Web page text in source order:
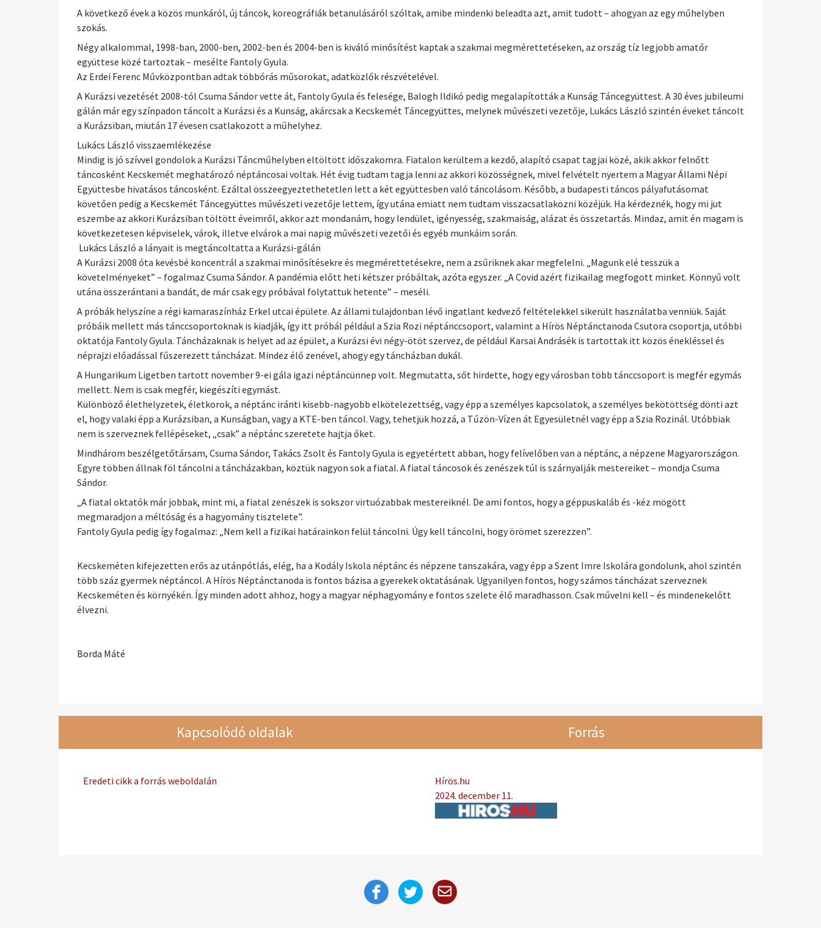
A következő évek a közös munkáról, új táncok, koreográfiák betanulásáról szóltak, amibe mindenki beleadta azt, amit tudott – ahogyan az egy műhelyben
szokás.
Négy alkalommal, 1998-ban, 2000-ben, 2002-ben és 2004-ben is kiváló minősítést kaptak a szakmai megmérettetéseken, az ország tíz legjobb amatőr
együttese közé tartoztak – mesélte Fantoly Gyula.
Az Erdei Ferenc Művközpontban adtak többórás műsorokat, adatközlők részvételével.
A Kurázsi vezetését 2008-tól Csuma Sándor vette át, Fantoly Gyula és felesége, Balogh Ildikó pedig megalapították a Kunság Táncegyüttest. A 30 éves jubileumi
gálán már egy színpadon táncolt a Kurázsi és a Kunság, akárcsak a Kecskemét Táncegyüttes, melynek művészeti vezetője, Lukács László szintén éveket táncolt
a Kurázsiban, miután 17 évesen csatlakozott a műhelyhez.
Lukács László visszaemlékezése
Mindig is jó szívvel gondolok a Kurázsi Táncműhelyben eltöltött időszakomra. Fiatalon kerültem a kezdő, alapító csapat tagjai közé, akik akkor felnőtt
táncosként Kecskemét meghatározó néptáncosai voltak. Hét évig tudtam tagja lenni az akkori közösségnek, mivel felvételt nyertem a Magyar Állami Népi
Együttesbe hivatásos táncosként. Ezáltal összeegyeztethetetlen lett a két együttesben való táncolásom. Később, a budapesti táncos pályafutásomat
követően pedig a Kecskemét Táncegyüttes művészeti vezetője lettem, így utána emiatt nem tudtam visszacsatlakozni közéjük. Ha kérdeznék, hogy mi jut
eszembe az akkori Kurázsiban töltött éveimről, akkor azt mondanám, hogy lendület, igényesség, szakmaiság, alázat és összetartás. Mindaz, amit én magam is
következetesen képviselek, várok, illetve elvárok a mai napig művészeti vezetői és egyéb munkáim során.
Lukács László a lányait is megtáncoltatta a Kurázsi-gálán
A Kurázsi 2008 óta kevésbé koncentrál a szakmai minősítésekre és megmérettetésekre, nem a zsűriknek akar megfelelni. „Magunk elé tesszük a
követelményeket” – fogalmaz Csuma Sándor. A pandémia előtt heti kétszer próbáltak, azóta egyszer. „A Covid azért fizikailag megfogott minket. Könnyű volt
utána összerántani a bandát, de már csak egy próbával folytattuk hetente” – meséli.
A próbák helyszíne a régi kamaraszínház Erkel utcai épülete. Az állami tulajdonban lévő ingatlant kedvező feltételekkel sikerült használatba venniük. Saját
próbáik mellett más tánccsoportoknak is kiadják, így itt próbál például a Szia Rozi néptánccsoport, valamint a Hírös Néptánctanoda Csutora csoportja, utóbbi
oktatója Fantoly Gyula. Táncházaknak is helyet ad az épület, a Kurázsi évi négy-ötöt szervez, de például Karsai Andrásék is tartottak itt közös énekléssel és
néprajzi előadással fűszerezett táncházat. Mindez élő zenével, ahogy egy táncházban dukál.
A Hungarikum Ligetben tartott november 9-ei gála igazi néptáncünnep volt. Megmutatta, sőt hirdette, hogy egy városban több tánccsoport is megfér egymás
mellett. Nem is csak megfér, kiegészíti egymást.
Különböző élethelyzetek, életkorok, a néptánc iránti kisebb-nagyobb elkötelezettség, vagy épp a személyes kapcsolatok, a személyes bekötöttség dönti azt
el, hogy valaki épp a Kurázsiban, a Kunságban, vagy a KTE-ben táncol. Vagy, tehetjük hozzá, a Tűzön-Vízen át Egyesületnél vagy épp a Szia Rozinál. Utóbbiak
nem is szerveznek fellépéseket, „csak” a néptánc szeretete hajtja őket.
Mindhárom beszélgetőtársam, Csuma Sándor, Takács Zsolt és Fantoly Gyula is egyetértett abban, hogy felívelőben van a néptánc, a népzene Magyarországon.
Egyre többen állnak föl táncolni a táncházakban, köztük nagyon sok a fiatal. A fiatal táncosok és zenészek túl is szárnyalják mestereiket – mondja Csuma
Sándor.
„A fiatal oktatók már jobbak, mint mi, a fiatal zenészek is sokszor virtuózabbak mestereiknél. De ami fontos, hogy a géppuskaláb és -kéz mögött
megmaradjon a méltóság és a hagyomány tisztelete”.
Fantoly Gyula pedig így fogalmaz: „Nem kell a fizikai határainkon felül táncolni. Úgy kell táncolni, hogy örömet szerezzen”.
Kecskeméten kifejezetten erős az utánpótlás, elég, ha a Kodály Iskola néptánc és népzene tanszakára, vagy épp a Szent Imre Iskolára gondolunk, ahol szintén
több száz gyermek néptáncol. A Hírös Néptánctanoda is fontos bázisa a gyerekek oktatásának. Ugyanilyen fontos, hogy számos táncházat szerveznek
Kecskeméten és környékén. Így minden adott ahhoz, hogy a magyar néphagyomány e fontos szelete élő maradhasson. Csak művelni kell – és mindenekelőtt
élvezni.
Borda Máté
Kapcsolódó oldalak
Eredeti cikk a forrás weboldalán
Forrás
Hírös.hu
2024. december 11.